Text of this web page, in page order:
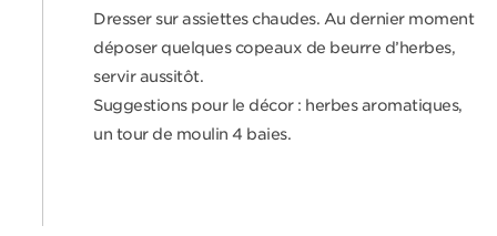
Dresser sur assiettes chaudes. Au dernier moment
déposer quelques copeaux de beurre d’herbes,
servir aussitôt.
Suggestions pour le décor : herbes aromatiques,
un tour de moulin 4 baies.